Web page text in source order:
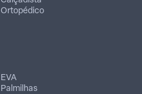
Ortopédico
EVA
Palmilhas